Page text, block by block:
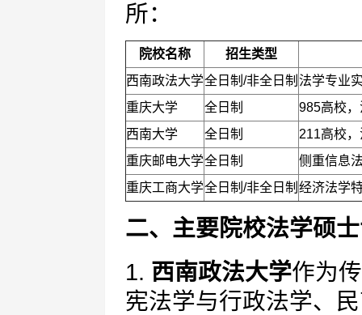
所：
院校名称
招生类型
西南政法大学全日制/非全日制 法学专业
重庆大学
全日制
985高校
西南大学
全日制
211高校
重庆邮电大学全日制
侧重信息
重庆工商大学全日制/非全日制 经济法学
二、主要院校法学硕
1. 西南政法大学作为
宪法学与行政法学、